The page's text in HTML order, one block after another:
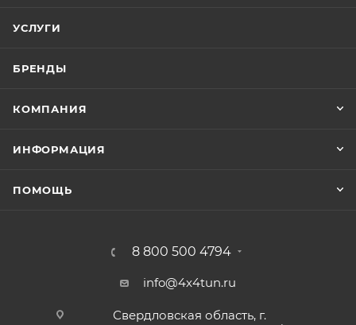
УСЛУГИ
БРЕНДЫ
КОМПАНИЯ
ИНФОРМАЦИЯ
ПОМОЩЬ
8 800 500 4794
info@4x4tun.ru
Свердловская область, г.